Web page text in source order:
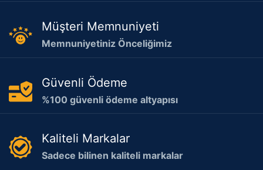
Müşteri Memnuniyeti
Memnuniyetiniz Önceliğimiz
Güvenli Ödeme
%100 güvenli ödeme altyapısı
Kaliteli Markalar
Sadece bilinen kaliteli markalar